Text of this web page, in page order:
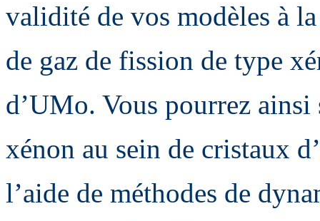
validité de vos modèles à
de gaz de fission de type
d’UMo. Vous pourrez
xénon au sein de cristaux
l’aide de méthodes de